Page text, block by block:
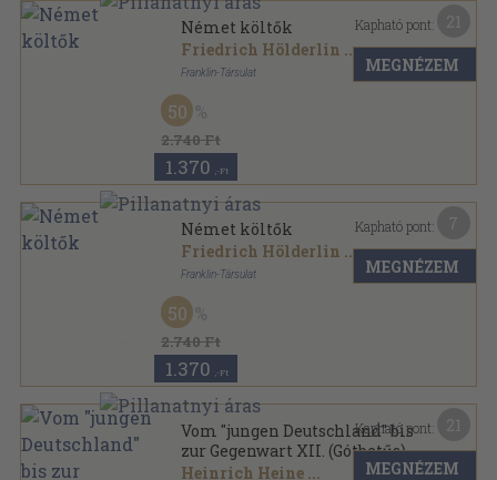
Német költők
Friedrich Hölderlin ...
Franklin-Társulat
Aranyozott gerincű kiadói vászonkötés
Élő Könyvek II.-Külföldi Klasszikusok sorozat
2.740 Ft
50
1.370 ,-Ft
Kapható pont:
MEGNÉZEM
Német költők
Friedrich Hölderlin ...
Franklin-Társulat
Aranyozott gerincű kiadói vászonkötés
Élő Könyvek II.-Külföldi Klasszikusok sorozat
2.740 Ft
50
1.370 ,-Ft
Kapható pont:
MEGNÉZEM
Vom "jungen Deutschland" bis
zur Gegenwart XII. (Gótbetűs)
Heinrich Heine ...
Kapható pont:
MEGNÉZEM